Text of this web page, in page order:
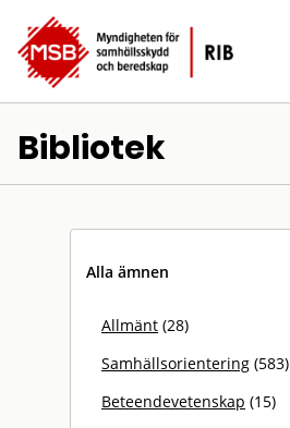
Bibliotek
Alla ämnen
Allmänt (28)
Samhällsorientering (583)
Beteendevetenskap (15)